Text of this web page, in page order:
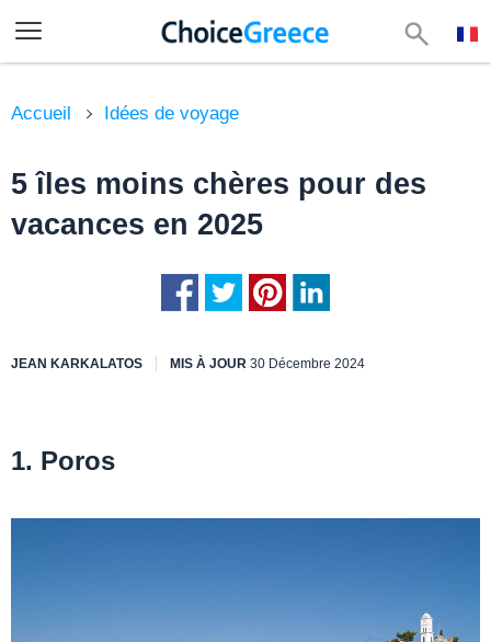
Accueil Idées de voyage
5 îles moins chères pour des
vacances en 2025
JEAN KARKALATOS MIS À JOUR 30 Décembre 2024
1. Poros